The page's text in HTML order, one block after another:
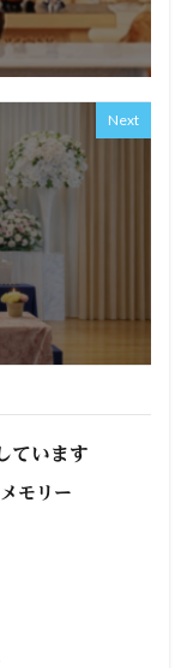
Next
ています
モリー